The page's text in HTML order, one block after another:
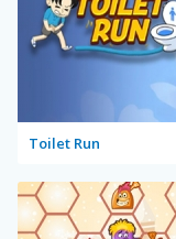
Toilet Run